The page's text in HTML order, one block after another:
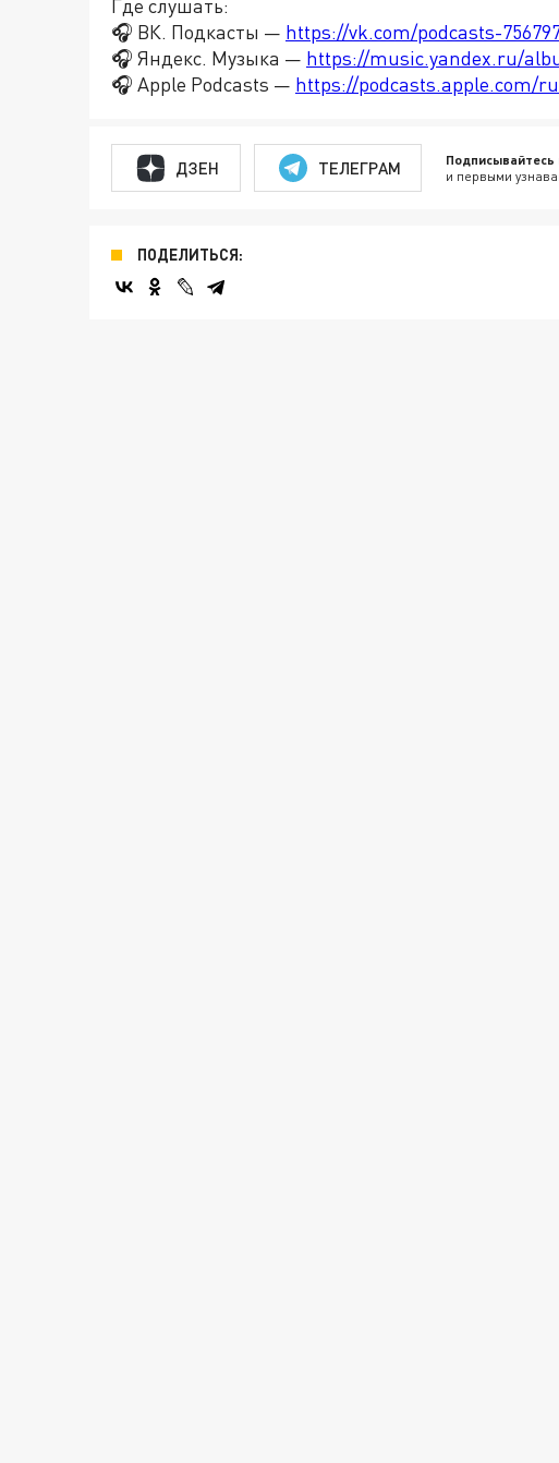
Где слушать:
🎧 ВК. Подкасты — https://vk.com/podcasts-
🎧 Яндекс. Музыка — https://music.yandex.ru/
🎧 Apple Podcasts — https://podcasts.apple.com/
ДЗЕН ТЕЛЕГРАМ и первыми
ПОДЕЛИТЬСЯ: